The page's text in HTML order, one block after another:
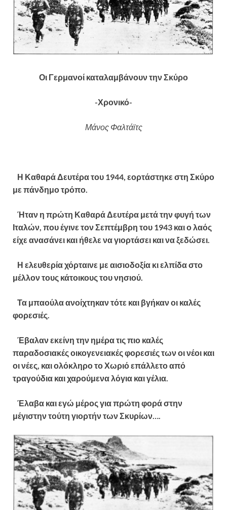
Οι Γερμανοί καταλαμβάνουν την Σκύρο
-Χρονικό-
Μάνος Φαλτάϊτς
Η Καθαρά Δευτέρα του 1944, εορτάστηκε στη Σκύρο
με πάνδημο τρόπο.
Ήταν η πρώτη Καθαρά Δευτέρα μετά την φυγή των
Ιταλών, που έγινε τον Σεπτέμβρη του 1943 και ο λαός
είχε ανασάνει και ήθελε να γιορτάσει και να ξεδώσει.
Η ελευθερία χόρταινε με αισιοδοξία κι ελπίδα στο
μέλλον τους κάτοικους του νησιού.
Τα μπαούλα ανοίχτηκαν τότε και βγήκαν οι καλές
φορεσιές.
Έβαλαν εκείνη την ημέρα τις πιο καλές
παραδοσιακές οικογενειακές φορεσιές των οι νέοι και
οι νέες, και ολόκληρο το Χωριό επάλλετο από
τραγούδια και χαρούμενα λόγια και γέλια.
Έλαβα και εγώ μέρος για πρώτη φορά στην
μέγιστην τούτη γιορτήν των Σκυρίων….